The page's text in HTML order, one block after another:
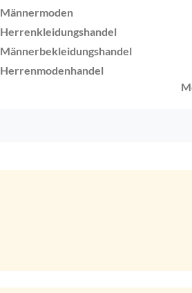
Männermoden
Herrenkleidungshandel
Männerbekleidungshandel
Herrenmodenhandel